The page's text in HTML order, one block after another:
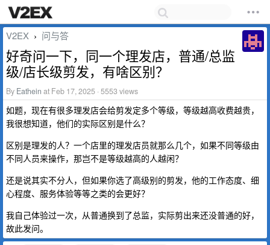
V2EX › 问与答
好奇问一下，同一个理发店，普通/总监
级/店长级剪发，有啥区别？
By Eathein at Feb 17, 2025 · 5553 views
如题，现在有很多理发店会给剪发定多个等级，等级越高收费越贵，
我很想知道，他们的实际区别是什么？
区别是理发的人？一个店里的理发店员就那么几个，如果不同等级由
不同人员来操作，那岂不是等级越高的人越闲？
还是说其实不分人，但如果你选了高级别的剪发，他的工作态度、细
心程度、服务体验等等之类的会更好？
我自己体验过一次，从普通换到了总监，实际剪出来还没普通的好，
故此发问。